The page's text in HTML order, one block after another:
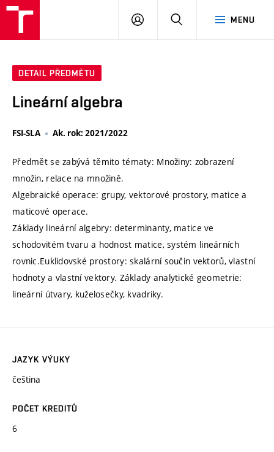
MENU
PŘIHLÁSIT
DETAIL PŘEDMĚTU
Lineární algebra
FSI-SLA Ak. rok: 2021/2022
Předmět se zabývá těmito tématy: Množiny: zobrazení
množin, relace na množině.
Algebraické operace: grupy, vektorové prostory, matice a
maticové operace.
Základy lineární algebry: determinanty, matice ve
schodovitém tvaru a hodnost matice, systém lineárních
rovnic.Euklidovské prostory: skalární součin vektorů, vlastní
hodnoty a vlastní vektory. Základy analytické geometrie:
lineární útvary, kuželosečky, kvadriky.
JAZYK VÝUKY
čeština
POČET KREDITŮ
6